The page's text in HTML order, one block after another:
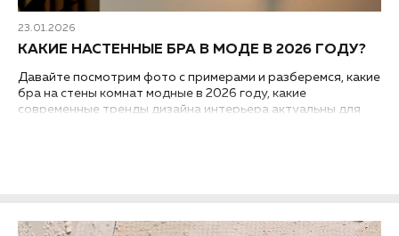
23.01.2026
КАКИЕ НАСТЕННЫЕ БРА В МОДЕ В 2026 ГОДУ?
Давайте посмотрим фото с примерами и разберемся, какие
бра на стены комнат модные в 2026 году, какие
современные тренды дизайна интерьера актуальны для